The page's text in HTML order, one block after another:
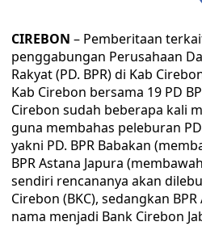
CIREBON – Pemberitaan
penggabungan Perusahaan
Rakyat (PD. BPR) di Kab
Kab Cirebon bersama 19 PD
Cirebon sudah beberapa kali
guna membahas peleburan PD
yakni PD. BPR Babakan
BPR Astana Japura
sendiri rencananya akan
Cirebon (BKC), sedangkan
nama menjadi Bank Cirebon